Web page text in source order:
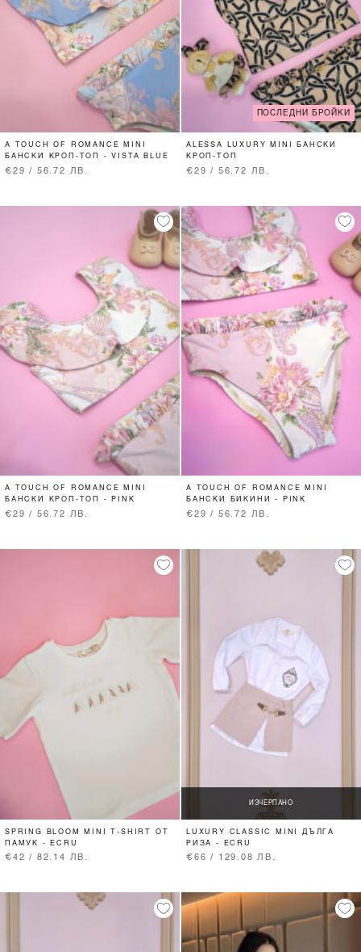
A TOUCH OF ROMANCE MINI
БАНСКИ КРОП-ТОП - VISTA BLUE
€29 / 56.72 ЛВ.
ПОСЛЕДНИ БРОЙКИ
ALESSA LUXURY MINI БАНСКИ
КРОП-ТОП
€29 / 56.72 ЛВ.
A TOUCH OF ROMANCE MINI
БАНСКИ КРОП-ТОП - PINK
€29 / 56.72 ЛВ.
A TOUCH OF ROMANCE MINI
БАНСКИ БИКИНИ - PINK
€29 / 56.72 ЛВ.
SPRING BLOOM MINI T-SHIRT ОТ
ПАМУК - ECRU
€42 / 82.14 ЛВ.
ИЗЧЕРПАНО
LUXURY CLASSIC MINI ДЪЛГА
РИЗА - ECRU
€66 / 129.08 ЛВ.